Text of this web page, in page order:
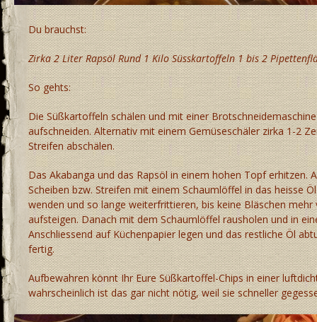
Du brauchst:
Zirka 2 Liter Rapsöl Rund 1 Kilo Süsskartoffeln 1 bis 2
So gehts:
Die Süßkartoffeln schälen und mit einer
aufschneiden. Alternativ mit einem Gemüseschäler zirka 1-2
Streifen abschälen.
Das Akabanga und das Rapsöl in einem hohen Topf erhitzen.
Scheiben bzw. Streifen mit einem Schaumlöffel in das heisse
wenden und so lange weiterfrittieren, bis keine Bläschen
aufsteigen. Danach mit dem Schaumlöffel rausholen und in
Anschliessend auf Küchenpapier legen und das restliche Öl
fertig.
Aufbewahren könnt Ihr Eure Süßkartoffel-Chips in einer
wahrscheinlich ist das gar nicht nötig, weil sie schneller